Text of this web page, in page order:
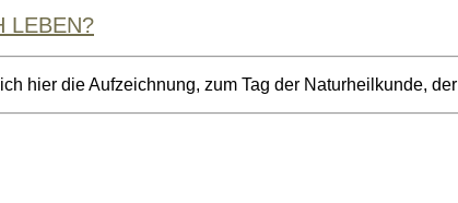
LEBEN?
ich hier die Aufzeichnung, zum Tag der Naturheilkunde, der